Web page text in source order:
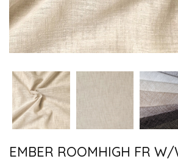
EMBER ROOMHIGH FR